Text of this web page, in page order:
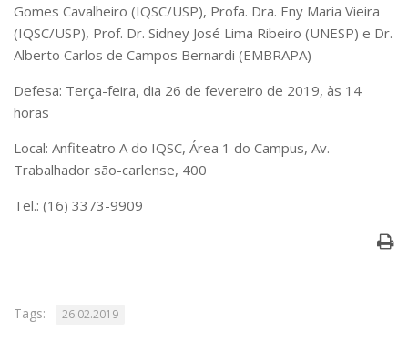
Serviços
Bibliotecas
Apoio ao Estudante
RH, Administrativo e Financeiro
Comunicação
Assessorias e Mídias
Jornal da USP
Gomes Cavalheiro (IQSC/USP), Profa. Dra. Eny Maria Vieira
(IQSC/USP), Prof. Dr. Sidney José Lima Ribeiro (UNESP) e Dr.
Alberto Carlos de Campos Bernardi (EMBRAPA)
Defesa: Terça-feira, dia 26 de fevereiro de 2019, às 14
horas
Local: Anfiteatro A do IQSC, Área 1 do Campus, Av.
Trabalhador são-carlense, 400
Tel.: (16) 3373-9909
Tags: 26.02.2019